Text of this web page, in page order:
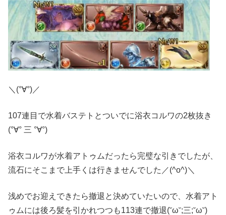
＼(°∀°)／
107連目で水着バステトとついでに浴衣コルワの2枚抜き
(°∀° 三 °∀°)
浴衣コルワが水着アトゥムだったら完璧な引きでしたが、
流石にそこまで上手くは行きませんでした／(^o^)＼
浅めでお迎えできたら撤退と決めていたいので、水着アト
ゥムには後ろ髪を引かれつつも113連で撤退(˘ω˘;三;˘ω˘)